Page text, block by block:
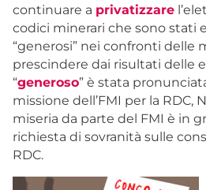
continuare a privatizzare
codici minerari che sono stati
“generosi” nei confronti delle
prescindere dai risultati delle
“generoso” è stata
missione dell’FMI per la RDC,
miseria da parte del FMI è in
richiesta di sovranità sulle
RDC.